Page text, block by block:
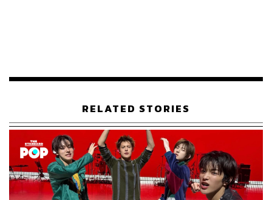
RELATED STORIES